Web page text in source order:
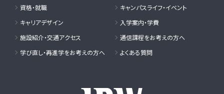
資格・就職
キャンパスライフ・イベント
キャリアデザイン
入学案内・学費
施設紹介・交通アクセス
通信課程をお考えの方へ
学び直し・再進学をお考えの方へ
よくある質問